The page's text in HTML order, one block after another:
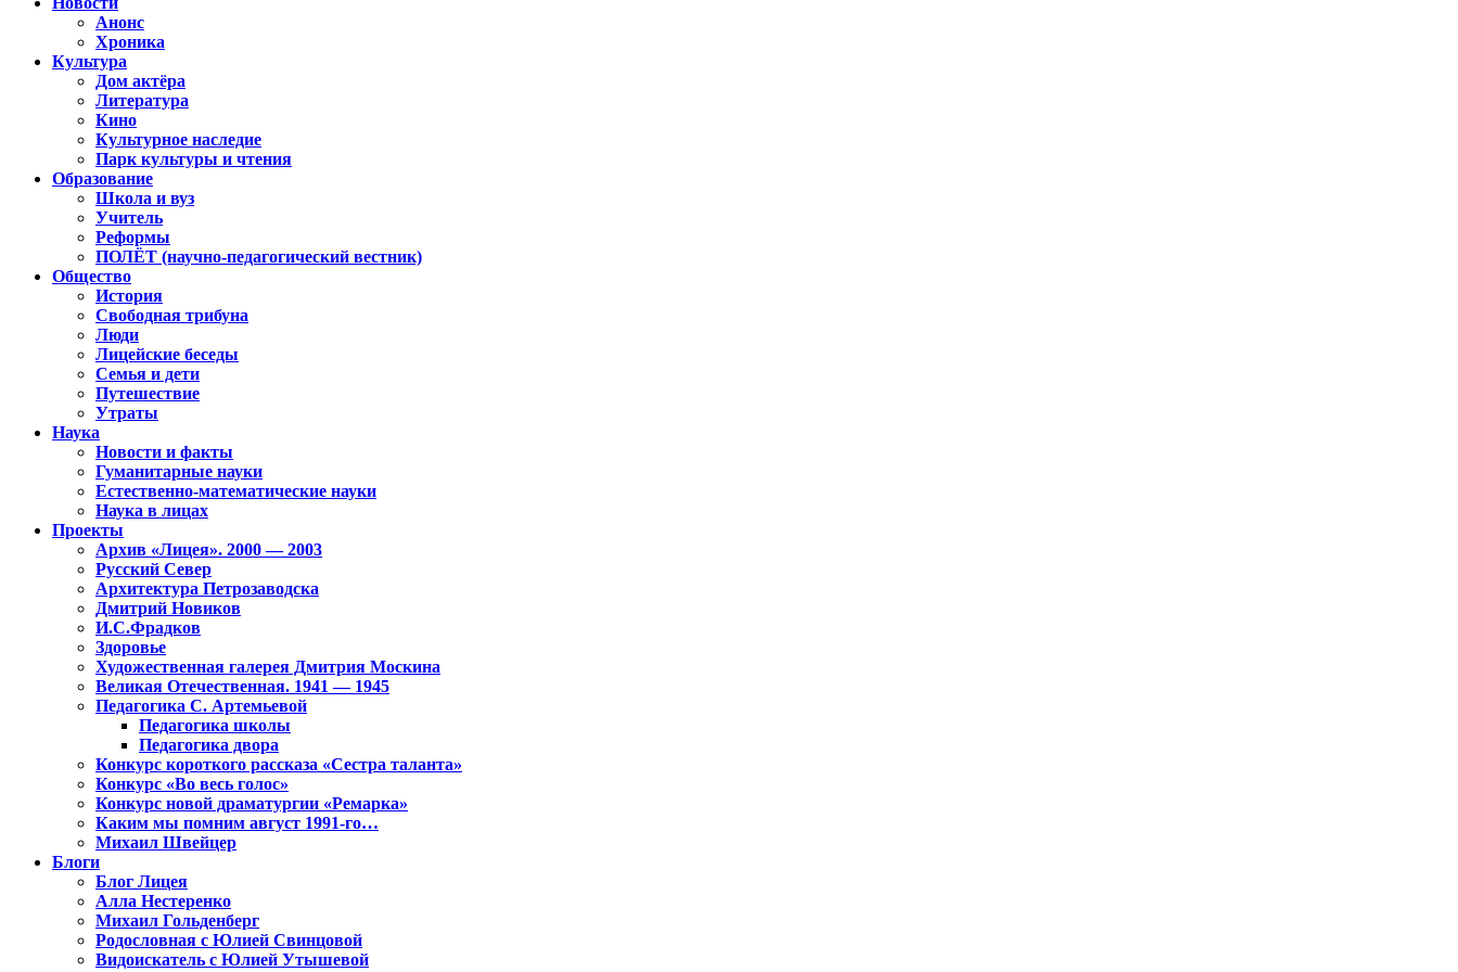
Анонс
Хроника
Культура
Дом актёра
Литература
Кино
Культурное наследие
Парк культуры и чтения
Образование
Школа и вуз
Учитель
Реформы
ПОЛЁТ (научно-педагогический вестник)
Общество
История
Свободная трибуна
Люди
Лицейские беседы
Семья и дети
Путешествие
Утраты
Наука
Новости и факты
Гуманитарные науки
Естественно-математические науки
Наука в лицах
Проекты
Архив «Лицея». 2000 — 2003
Русский Север
Архитектура Петрозаводска
Дмитрий Новиков
И.С.Фрадков
Здоровье
Художественная галерея Дмитрия Москина
Великая Отечественная. 1941 — 1945
Педагогика С. Артемьевой
Педагогика школы
Педагогика двора
Конкурс короткого рассказа «Сестра таланта»
Конкурс «Во весь голос»
Конкурс новой драматургии «Ремарка»
Каким мы помним август 1991-го…
Михаил Швейцер
Блоги
Блог Лицея
Алла Нестеренко
Михаил Гольденберг
Родословная с Юлией Свинцовой
Видоискатель с Юлией Утышевой